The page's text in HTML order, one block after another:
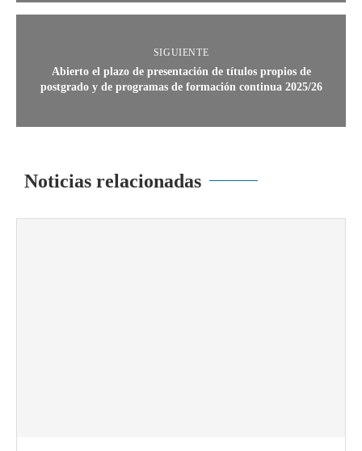
SIGUIENTE
Abierto el plazo de presentación de títulos propios de
postgrado y de programas de formación continua 2025/26
Noticias relacionadas